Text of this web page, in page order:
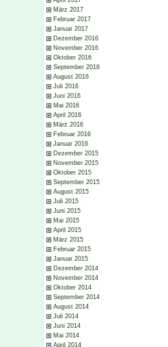
März 2017
Februar 2017
Januar 2017
Dezember 2016
November 2016
Oktober 2016
September 2016
August 2016
Juli 2016
Juni 2016
Mai 2016
April 2016
März 2016
Februar 2016
Januar 2016
Dezember 2015
November 2015
Oktober 2015
September 2015
August 2015
Juli 2015
Juni 2015
Mai 2015
April 2015
März 2015
Februar 2015
Januar 2015
Dezember 2014
November 2014
Oktober 2014
September 2014
August 2014
Juli 2014
Juni 2014
Mai 2014
April 2014